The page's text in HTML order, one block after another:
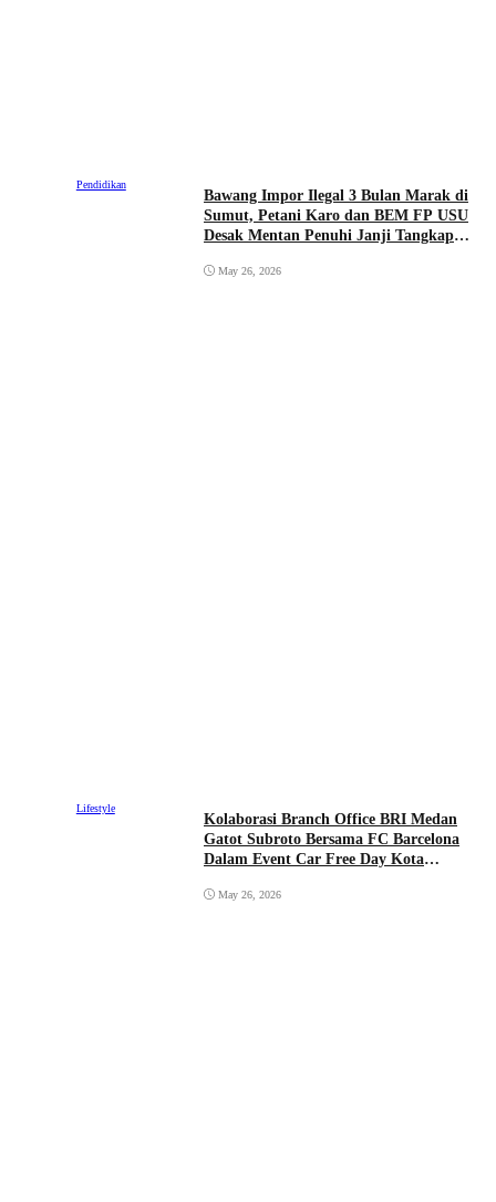
Pendidikan
Bawang Impor Ilegal 3 Bulan Marak di
Sumut, Petani Karo dan BEM FP USU
Desak Mentan Penuhi Janji Tangkap
May 26, 2026
Lifestyle
Kolaborasi Branch Office BRI Medan
Gatot Subroto Bersama FC Barcelona
Dalam Event Car Free Day Kota
May 26, 2026